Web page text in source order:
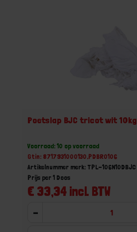
Poetslap BJC tricot wit 10kg
Voorraad: 10 op voorraad
Gtin: 8717931000130,PDBR0106
Artikelnummer merk: TPL-106N10DBJC
€ 33,34 incl. BTW
Prijs per 1 Doos
-